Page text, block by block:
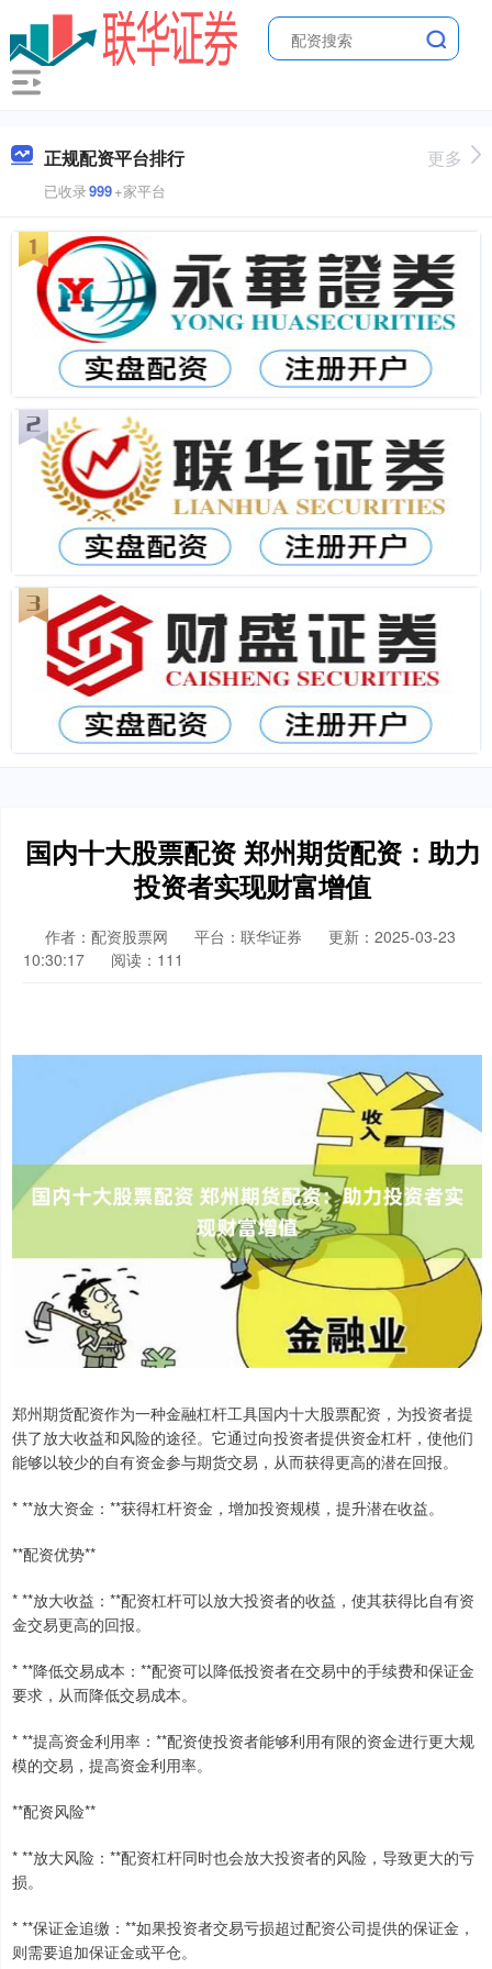
正规配资平台排行
已收录999+家平台
更多
国内十大股票配资 郑州期货配资：助力
投资者实现财富增值
作者：配资股票网 平台：联华证券
更新：2025-03-23
10:30:17
阅读：111
郑州期货配资作为一种金融杠杆工具国内十大股票配资，为投资者提
供了放大收益和风险的途径。它通过向投资者提供资金杠杆，使他们
能够以较少的自有资金参与期货交易，从而获得更高的潜在回报。
* **放大资金：**获得杠杆资金，增加投资规模，提升潜在收益。
**配资优势**
* **放大收益：**配资杠杆可以放大投资者的收益，使其获得比自有资
金交易更高的回报。
* **降低交易成本：**配资可以降低投资者在交易中的手续费和保证金
要求，从而降低交易成本。
* **提高资金利用率：**配资使投资者能够利用有限的资金进行更大规
模的交易，提高资金利用率。
**配资风险**
* **放大风险：**配资杠杆同时也会放大投资者的风险，导致更大的亏
损。
* **保证金追缴：**如果投资者交易亏损超过配资公司提供的保证金，
则需要追加保证金或平仓。